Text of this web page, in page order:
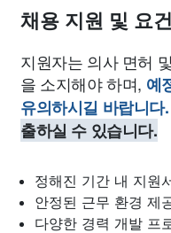
채용 지원 및 요건
지원자는 의사 면허
을 소지해야 하며, 예
유의하시길 바랍니다.
출하실 수 있습니다.
정해진 기간 내 지원
안정된 근무 환경 제
다양한 경력 개발 프